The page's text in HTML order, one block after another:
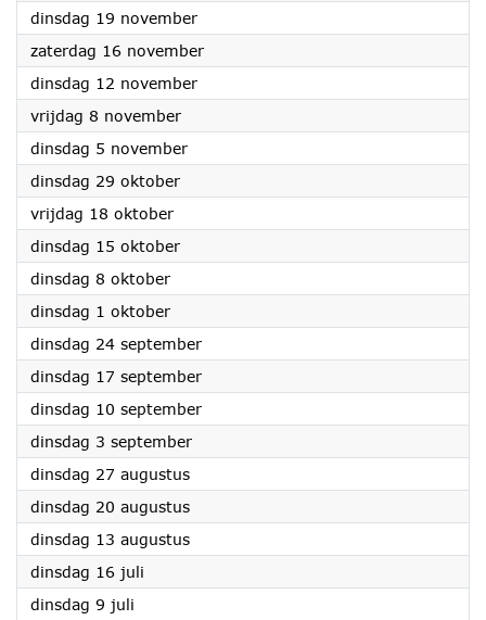
dinsdag 19 november2024
zaterdag 16 november2024
dinsdag 12 november2024
vrijdag 8 november2024
dinsdag 5 november2024
dinsdag 29 oktober2024
vrijdag 18 oktober2024
dinsdag 15 oktober2024
dinsdag 8 oktober2024
dinsdag 1 oktober2024
dinsdag 24 september2024
dinsdag 17 september2024
dinsdag 10 september2024
dinsdag 3 september2024
dinsdag 27 augustus2024
dinsdag 20 augustus2024
dinsdag 13 augustus2024
dinsdag 16 juli
dinsdag 9 juli